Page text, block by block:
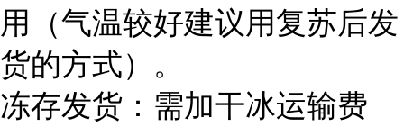
用（气温较好建议用复苏后发
货的方式）。
冻存发货：需加干冰运输费